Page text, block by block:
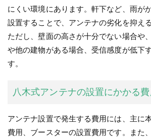
にくい環境にあります。軒下など、雨が
設置することで、アンテナの劣化を抑え
ただし、壁面の高さが十分でない場合や
や他の建物がある場合、受信感度が低下
す。
八木式アンテナの設置にかかる費
アンテナ設置で発生する費用には、主に
費用、ブースターの設置費用です。また